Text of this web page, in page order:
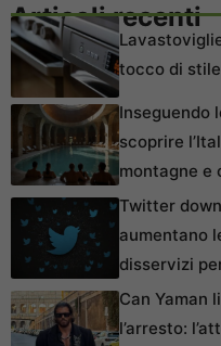
Articoli recenti
tocco di
Inseguendo
scoprire
montagne e
Twitter
aumentano
disservizi
Can Yaman
l’arresto: